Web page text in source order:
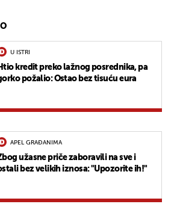
U ISTRI
kredit preko lažnog posrednika, pa
požalio: Ostao bez tisuću eura
APEL GRAĐANIMA
užasne priče zaboravili na sve i
bez velikih iznosa: "Upozorite ih!"